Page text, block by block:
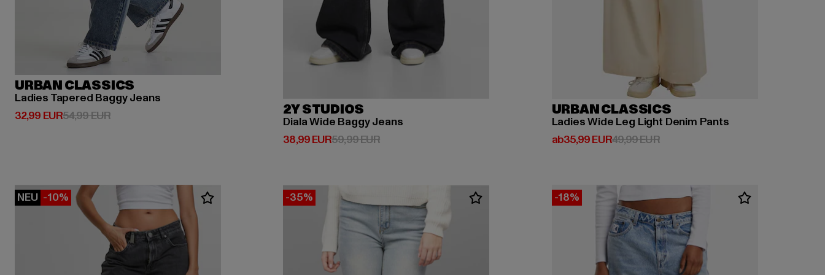
URBAN CLASSICS
Ladies Tapered Baggy Jeans
32,99 EUR
Derzeitiger Preis: 32,99 EUR
54,99 EURAktionspreis: 54,99 EUR 2Y STUDIOS
Diala Wide Baggy Jeans
38,99 EUR
Derzeitiger Preis: 38,99 EUR
59,99 EURAktionspreis: 59,99 EUR
URBAN CLASSICS
Ladies Wide Leg Light Denim Pants
ab35,99 EUR
Derzeitiger Preis: ab 35,99 EUR
49,99 EURAktionspreis: 49,99 EUR
NEU -10% -35% -18%